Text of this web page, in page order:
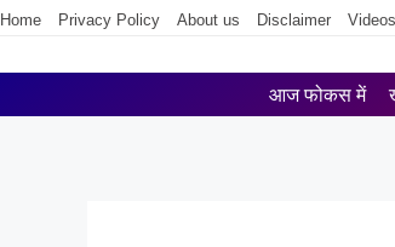
Home Privacy Policy About us Disclaimer Videos
आज फोकस में